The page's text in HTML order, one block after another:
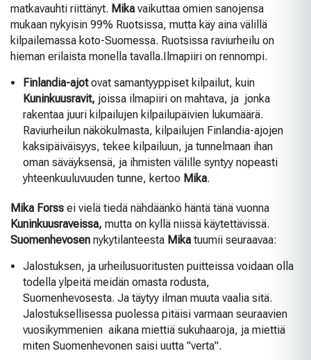
matkavauhti riittänyt. Mika vaikuttaa omien sanojensa
mukaan nykyisin 99% Ruotsissa, mutta käy aina välillä
kilpailemassa koto-Suomessa. Ruotsissa raviurheilu on
hieman erilaista monella tavalla.Ilmapiiri on rennompi.
Finlandia-ajotovat samantyyppiset kilpailut, kuin
Kuninkuusravit, joissa ilmapiiri on mahtava, ja jonka
rakentaa juuri kilpailujen kilpailupäivien lukumäärä.
Raviurheilun näkökulmasta, kilpailujen Finlandia-ajojen
kaksipäiväisyys, tekee kilpailuun, ja tunnelmaan ihan
oman säväyksensä, ja ihmisten välille syntyy nopeasti
yhteenkuuluvuuden tunne, kertoo Mika.
Mika Forss ei vielä tiedä nähdäänkö häntä tänä vuonna
Kuninkuusraveissa, mutta on kyllä niissä käytettävissä.
Suomenhevosen nykytilanteesta Mika tuumii seuraavaa:
Jalostuksen, ja urheilusuoritusten puitteissa voidaan olla
todella ylpeitä meidän omasta rodusta,
Suomenhevosesta. Ja täytyy ilman muuta vaalia sitä.
Jalostuksellisessa puolessa pitäisi varmaan seuraavien
vuosikymmenien aikana miettiä sukuhaaroja, ja miettiä
miten Suomenhevonen saisi uutta "verta".